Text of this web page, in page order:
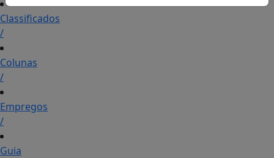
Classificados
/
Colunas
/
Empregos
/
Guia